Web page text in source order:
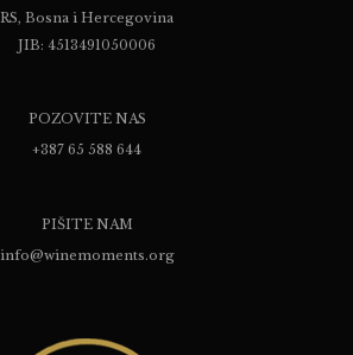
RS, Bosna i Hercegovina
JIB: 4513491050006
POZOVITE NAS
+387 65 588 644
PIŠITE NAM
info@winemoments.org